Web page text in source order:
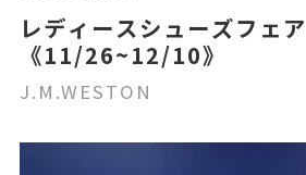
レディースシューズフェア
《11/26~12/10》
J.M.WESTON